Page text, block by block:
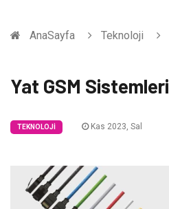
AnaSayfa Teknoloji
Yat GSM Sistemleri
TEKNOLOJI Kas 2023, Sal